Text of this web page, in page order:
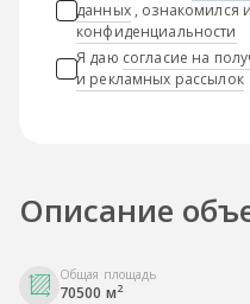
данных, ознакомился
конфиденциальности
Я даю согласие на
и рекламных рассылок
Описание
Общая площадь
70500 м2